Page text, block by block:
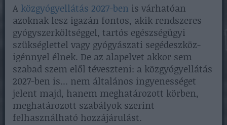
A közgyógyellátás 2027-ben is várhatóan
azoknak lesz igazán fontos, akik rendszeres
gyógyszerköltséggel, tartós egészségügyi
szükséglettel vagy gyógyászati segédeszköz-
igénnyel élnek. De az alapelvet akkor sem
szabad szem elől téveszteni: a közgyógyellátás
2027-ben is... nem általános ingyenességet
jelent majd, hanem meghatározott körben,
meghatározott szabályok szerint
felhasználható hozzájárulást.